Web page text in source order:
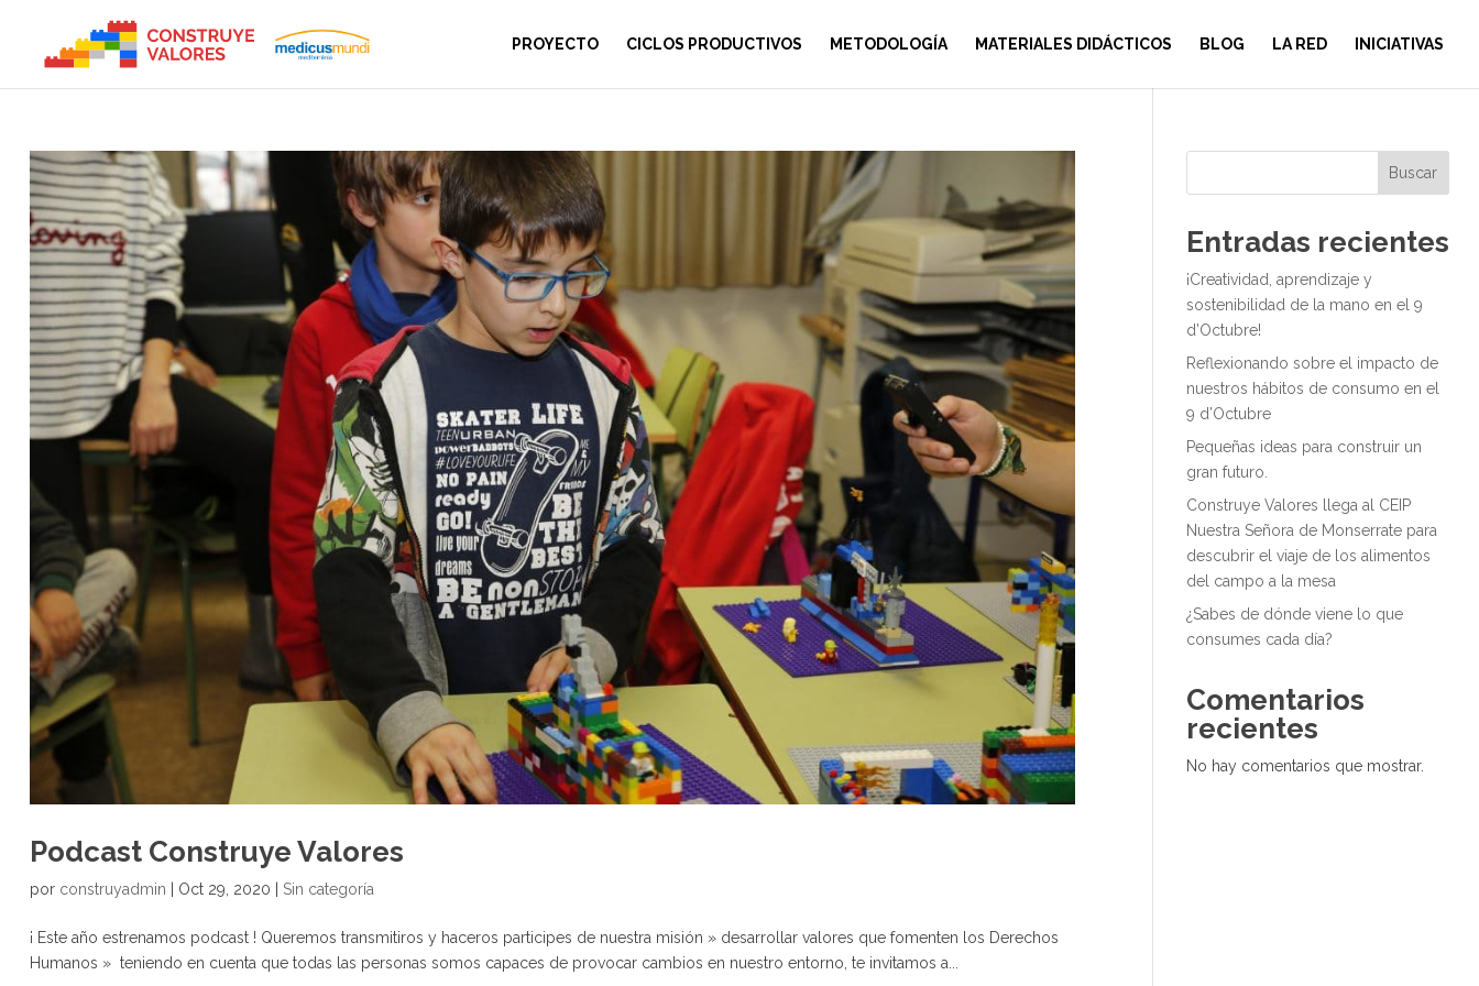
PROYECTO CICLOS PRODUCTIVOS METODOLOGÍA MATERIALES DIDÁCTICOS BLOG LA RED INICIATIVAS
Podcast Construye Valores
por construyadmin Oct 29, 2020 Sin categoría
¡ Este año estrenamos podcast ! Queremos transmitiros y haceros participes de nuestra misión » desarrollar valores que fomenten los Derechos
Humanos » teniendo en cuenta que todas las personas somos capaces de provocar cambios en nuestro entorno, te invitamos a...
Buscar
Entradas recientes
¡Creatividad, aprendizaje y
sostenibilidad de la mano en el 9
d’Octubre!
Reflexionando sobre el impacto de
nuestros hábitos de consumo en el
9 d’Octubre
Pequeñas ideas para construir un
gran futuro.
Construye Valores llega al CEIP
Nuestra Señora de Monserrate para
descubrir el viaje de los alimentos
del campo a la mesa
¿Sabes de dónde viene lo que
consumes cada día?
Comentarios
recientes
No hay comentarios que mostrar.